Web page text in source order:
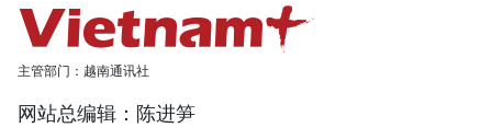
主管部门：越南通讯社
网站总编辑：陈进笋